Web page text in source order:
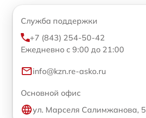
Служба поддержки
+7 (843) 254-50-42
Ежедневно с 9:00 до 21:00
info@kzn.re-asko.ru
Основной офис
ул. Марселя Салимжанова, 5